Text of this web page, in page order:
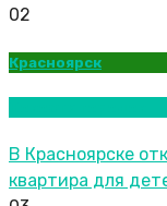
02
Красноярск
В Красноярске
квартира для